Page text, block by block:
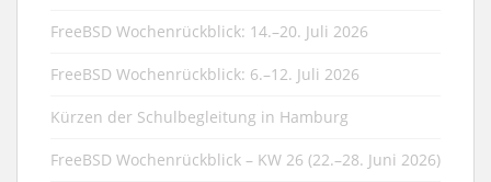
FreeBSD Wochenrückblick: 14.–20. Juli 2026
FreeBSD Wochenrückblick: 6.–12. Juli 2026
Kürzen der Schulbegleitung in Hamburg
FreeBSD Wochenrückblick – KW 26 (22.–28. Juni 2026)